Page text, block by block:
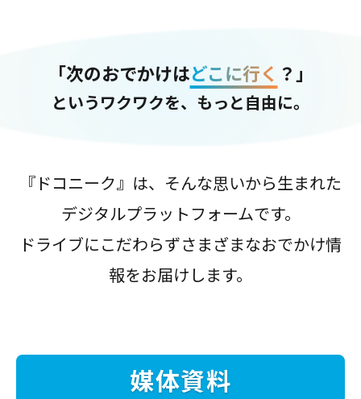
「次のおでかけはどこに行く ？」
というワクワクを、もっと自由に。
『ドコニーク』は、そんな思いから生まれた
デジタルプラットフォームです。
ドライブにこだわらずさまざまなおでかけ情
報をお届けします。
媒体資料